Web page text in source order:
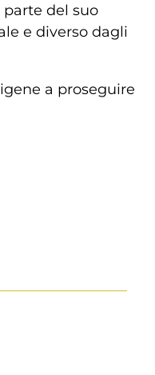
parte del suo
e diverso dagli
a proseguire